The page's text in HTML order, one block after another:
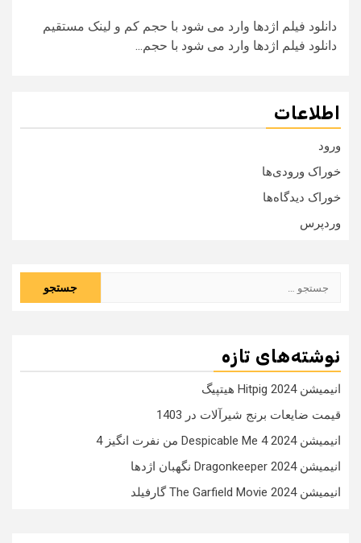
دانلود فیلم اژدها وارد می شود با حجم کم و لینک مستقیم
دانلود فیلم اژدها وارد می شود با حجم...
اطلاعات
ورود
خوراک ورودی‌ها
خوراک دیدگاه‌ها
وردپرس
نوشته‌های تازه
انیمیشن Hitpig 2024 هیتپیگ
قیمت ضایعات برنج شیرآلات در 1403
انیمیشن Despicable Me 4 2024 من نفرت انگیز 4
انیمیشن Dragonkeeper 2024 نگهبان اژدها
انیمیشن The Garfield Movie 2024 گارفیلد